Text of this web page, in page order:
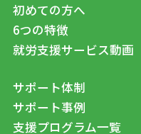
初めての方へ
6つの特徴
就労支援サービス動画
サポート体制
サポート事例
支援プログラム一覧